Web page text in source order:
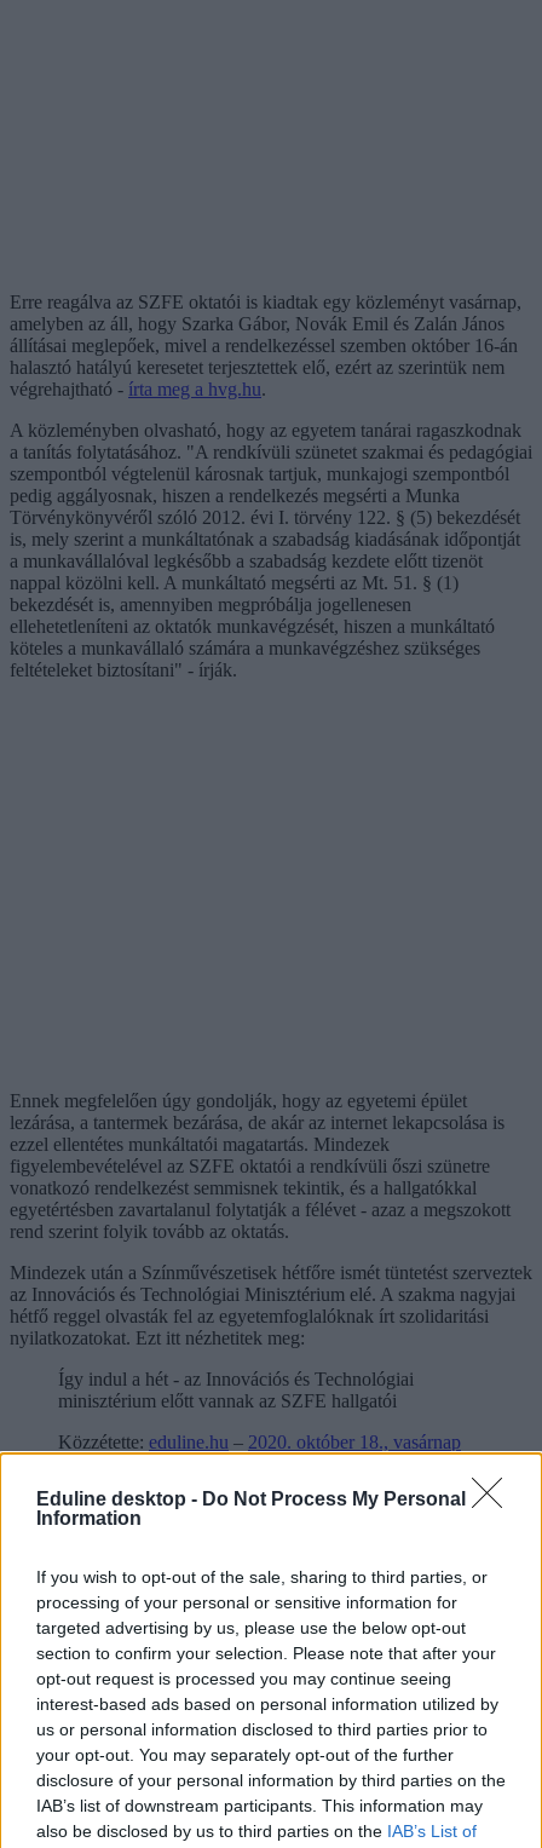
Eduline desktop - Do Not Process My Personal
Information
If you wish to opt-out of the sale, sharing to third parties, or
processing of your personal or sensitive information for
targeted advertising by us, please use the below opt-out
section to confirm your selection. Please note that after your
opt-out request is processed you may continue seeing
interest-based ads based on personal information utilized by
us or personal information disclosed to third parties prior to
your opt-out. You may separately opt-out of the further
disclosure of your personal information by third parties on the
IAB’s list of downstream participants. This information may
also be disclosed by us to third parties on the IAB’s List of
Erre reagálva az SZFE oktatói is kiadtak egy közleményt vasárnap,
amelyben az áll, hogy Szarka Gábor, Novák Emil és Zalán János
állításai meglepőek, mivel a rendelkezéssel szemben október 16-án
halasztó hatályú keresetet terjesztettek elő, ezért az szerintük nem
végrehajtható - írta meg a hvg.hu.
A közleményben olvasható, hogy az egyetem tanárai ragaszkodnak
a tanítás folytatásához. "A rendkívüli szünetet szakmai és pedagógiai
szempontból végtelenül károsnak tartjuk, munkajogi szempontból
pedig aggályosnak, hiszen a rendelkezés megsérti a Munka
Törvénykönyvéről szóló 2012. évi I. törvény 122. § (5) bekezdését
is, mely szerint a munkáltatónak a szabadság kiadásának időpontját
a munkavállalóval legkésőbb a szabadság kezdete előtt tizenöt
nappal közölni kell. A munkáltató megsérti az Mt. 51. § (1)
bekezdését is, amennyiben megpróbálja jogellenesen
ellehetetleníteni az oktatók munkavégzését, hiszen a munkáltató
köteles a munkavállaló számára a munkavégzéshez szükséges
feltételeket biztosítani" - írják.
Ennek megfelelően úgy gondolják, hogy az egyetemi épület
lezárása, a tantermek bezárása, de akár az internet lekapcsolása is
ezzel ellentétes munkáltatói magatartás. Mindezek
figyelembevételével az SZFE oktatói a rendkívüli őszi szünetre
vonatkozó rendelkezést semmisnek tekintik, és a hallgatókkal
egyetértésben zavartalanul folytatják a félévet - azaz a megszokott
rend szerint folyik tovább az oktatás.
Mindezek után a Színművészetisek hétfőre ismét tüntetést szerveztek
az Innovációs és Technológiai Minisztérium elé. A szakma nagyjai
hétfő reggel olvasták fel az egyetemfoglalóknak írt szolidaritási
nyilatkozatokat. Ezt itt nézhetitek meg:
Így indul a hét - az Innovációs és Technológiai
minisztérium előtt vannak az SZFE hallgatói
Közzétette: eduline.hu – 2020. október 18., vasárnap